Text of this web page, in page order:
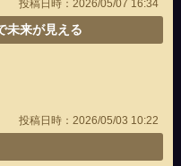
投稿日時：2026/05/07 16:34
未来が見える
投稿日時：2026/05/03 10:22